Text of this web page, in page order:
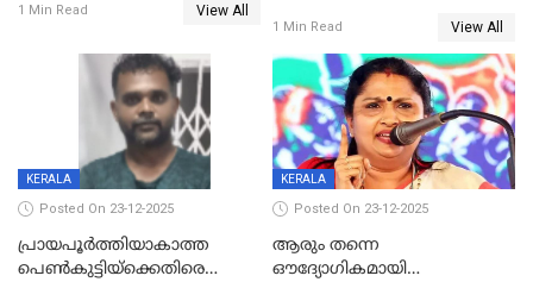
രൂക്ഷം
1 Min Read View All
ഗുരുതരാവസ്ഥയിൽ
1 Min Read View All
KERALA
Posted On 23-12-2025
പ്രായപൂർത്തിയാകാത്ത
പെൺകുട്ടിയ്ക്കെതിരെ
KERALA
Posted On 23-12-2025
ആരും തന്നെ
ഔദ്യോഗികമായി